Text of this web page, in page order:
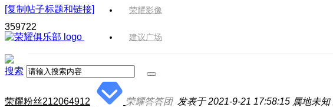
荣耀影像
建议广场
搜索
[复制帖子标题和链接]
359722
荣耀粉丝212064912 荣耀答答团 发表于 2021-9-21 17:58:15 属地未知